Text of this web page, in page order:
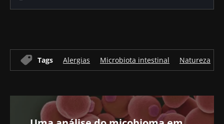
Tags Alergias Microbiota intestinal Natureza